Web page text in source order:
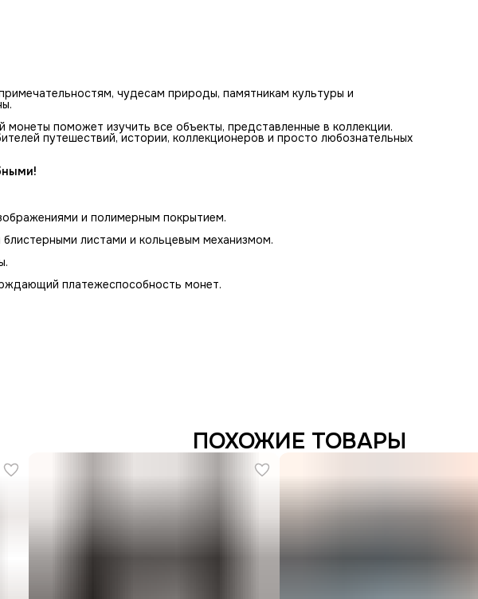
чудесам природы, памятникам культуры и
поможет изучить все объекты, представленные в коллекции.
путешествий, истории, коллекционеров и просто любознательных
и полимерным покрытием.
листами и кольцевым механизмом.
платежеспособность монет.
ПОХОЖИЕ ТОВАРЫ